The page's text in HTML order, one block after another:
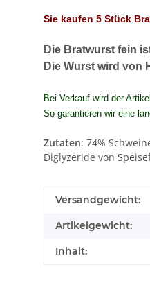
Sie kaufen 5 Stück
Die Bratwurst fein
Die Wurst wird von
Bei Verkauf wird der
So garantieren wir eine
Zutaten: 74%
Diglyzeride von
Versandgewicht:
Artikelgewicht:
Inhalt: